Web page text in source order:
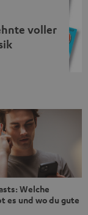
voller
Rock und
Zum 70.
Filmheft zur
Als die […]
Welche
es und wo du gute